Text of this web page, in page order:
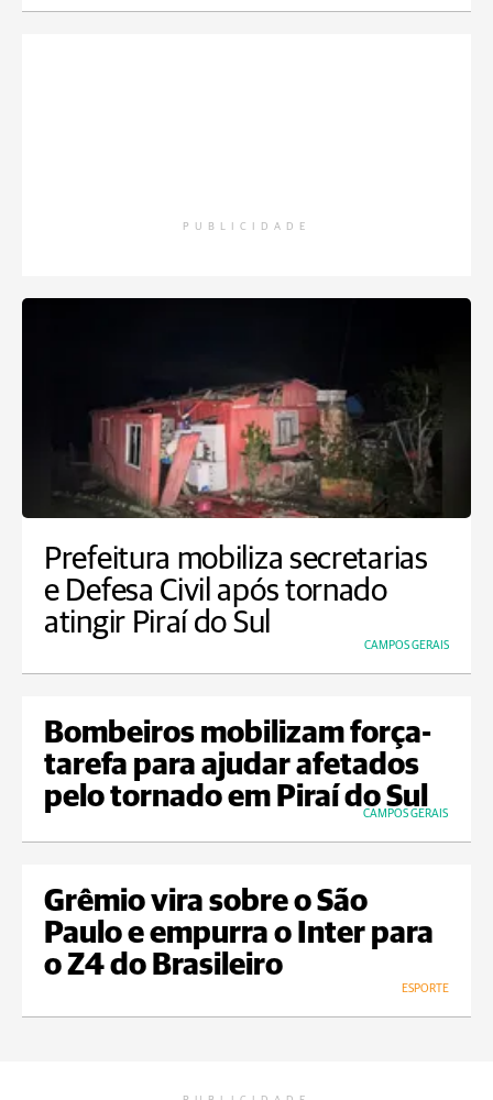
PUBLICIDADE
Prefeitura mobiliza secretarias
e Defesa Civil após tornado
atingir Piraí do Sul
CAMPOS GERAIS
Bombeiros mobilizam força-
tarefa para ajudar afetados
pelo tornado em Piraí do Sul
CAMPOS GERAIS
Grêmio vira sobre o São
Paulo e empurra o Inter para
o Z4 do Brasileiro
ESPORTE